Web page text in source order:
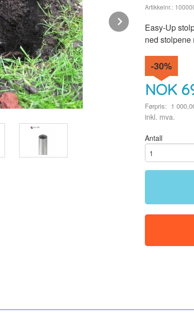
Artikkelnr.:
Easy-Up
ned stolpene
NOK
Førpris: 1
Rabatt
-30%
inkl. mva.
Antall